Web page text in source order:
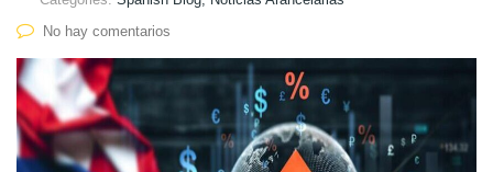
No hay comentarios